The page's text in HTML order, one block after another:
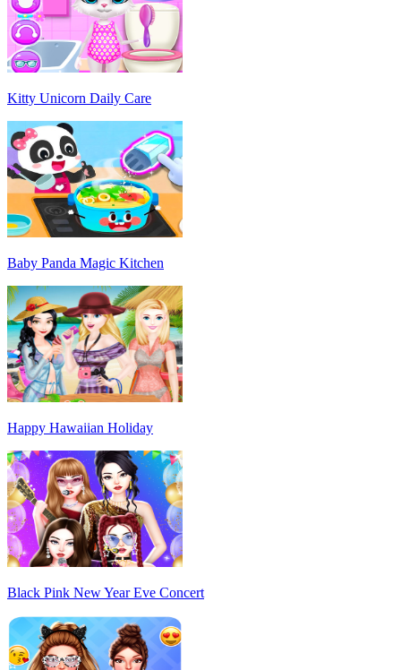
Kitty Unicorn Daily Care
Baby Panda Magic Kitchen
Happy Hawaiian Holiday
Black Pink New Year Eve Concert